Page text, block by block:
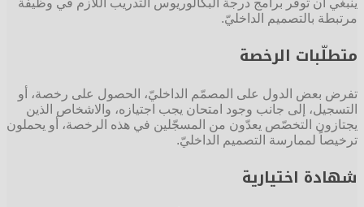
ينبغي أن توفّر برامج درجة البكالوريوس التدريب اللازم في وظيفة
مرتبطة بالتصميم الداخليّ.
متطلّبات الرخصة
تفرض بعض الدول على المصمّم الداخليّ، الحصول على رخصة، أو
التسجيل، إلى جانب وجود امتحان يجب اجتيازه، والاشخاص الذين
يجتازون التخصّص يعدّون من المسجّلين في هذه الرخصة، أو يحملون
ترخيصاً لممارسة التصميم الداخليّ.
شهادة اختيارية